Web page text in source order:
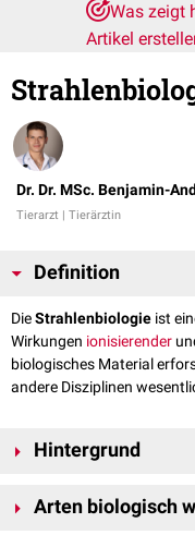
Was zeigt
Artikel
Dr. Dr. MSc. Benjamin-
Tierarzt | Tierärztin
Definition
DieStrahlenbiologie ist
Wirkungen ionisierender
biologisches Material
andere Disziplinen
Hintergrund
chemischenund
Arten biologisch